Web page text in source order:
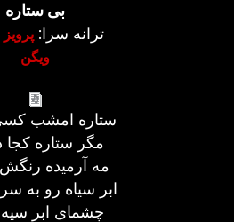
بی ستاره
ترانه سرا:
ویگن
ستاره امشب
مگر ستاره كجا
مه آرمیده رنگش
ابر سیاه رو به
چشمای ابر سیه